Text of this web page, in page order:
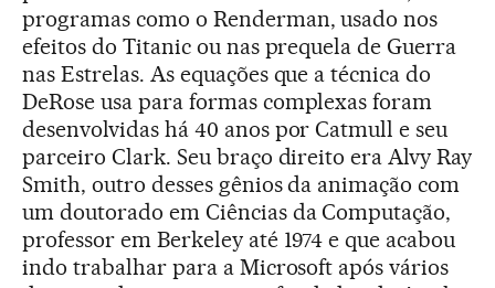
programas como o Renderman, usado nos
efeitos do Titanic ou nas prequela de Guerra
nas Estrelas. As equações que a técnica do
DeRose usa para formas complexas foram
desenvolvidas há 40 anos por Catmull e seu
parceiro Clark. Seu braço direito era Alvy Ray
Smith, outro desses gênios da animação com
um doutorado em Ciências da Computação,
professor em Berkeley até 1974 e que acabou
indo trabalhar para a Microsoft após vários